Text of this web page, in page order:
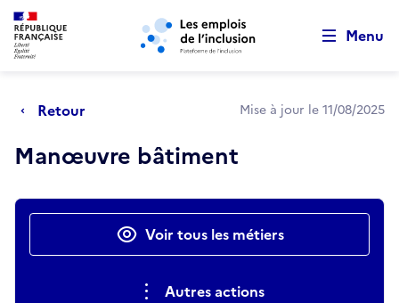
Aller au menu principal Aller au contenu principal
Menu
Retour Mise à jour le 11/08/2025
Manœuvre bâtiment
Actions rapidesVoir tous les métiers
Autres actions
Retour au début de la page
Panneau de gestion des cookies